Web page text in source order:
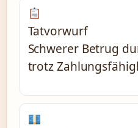
Tatvorwurf
Schwerer Betrug
trotz